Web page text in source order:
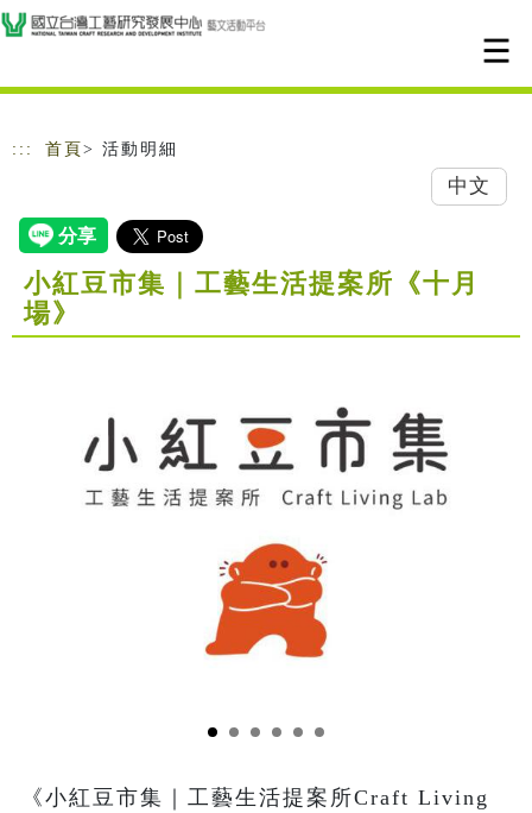
跳到主要內容
網站導覽
::: 首頁 > 活動明細
中文
小紅豆市集｜工藝生活提案所《十月
場》
《小紅豆市集｜工藝生活提案所Craft Living